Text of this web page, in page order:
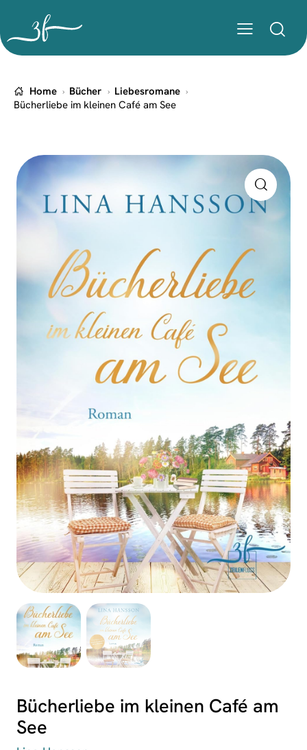
Home Bücher
Liebesromane
Bücherliebe im kleinen Café am See
Bücherliebe im kleinen Café am
See